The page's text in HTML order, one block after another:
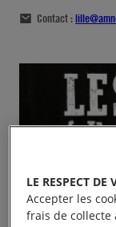
Contact :
LE RESPECT DE
Accepter les
frais de collecte